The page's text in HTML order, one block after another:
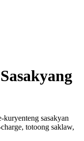
kuryenteng sasakyan
totoong saklaw,